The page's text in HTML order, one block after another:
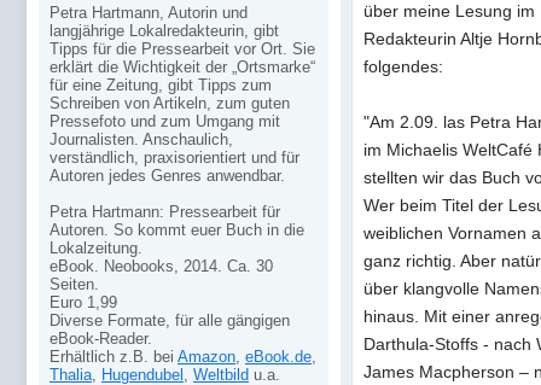
über meine Lesung
Redakteurin Altje
folgendes:
"Am 2.09. las Petra
im Michaelis WeltCafé
stellten wir das Buch
Wer beim Titel der
weiblichen Vornamen
ganz richtig. Aber
über klangvolle
hinaus. Mit einer
Darthula-Stoffs - nach
James Macpherson –
Petra Hartmann, Autorin und
langjährige Lokalredakteurin, gibt
Tipps für die Pressearbeit vor Ort. Sie
erklärt die Wichtigkeit der „Ortsmarke“
für eine Zeitung, gibt Tipps zum
Schreiben von Artikeln, zum guten
Pressefoto und zum Umgang mit
Journalisten. Anschaulich,
verständlich, praxisorientiert und für
Autoren jedes Genres anwendbar.
Petra Hartmann: Pressearbeit für
Autoren. So kommt euer Buch in die
Lokalzeitung.
eBook. Neobooks, 2014. Ca. 30
Seiten.
Euro 1,99
Diverse Formate, für alle gängigen
eBook-Reader.
Erhältlich z.B. bei Amazon, eBook.de,
Thalia, Hugendubel , Weltbild u.a.